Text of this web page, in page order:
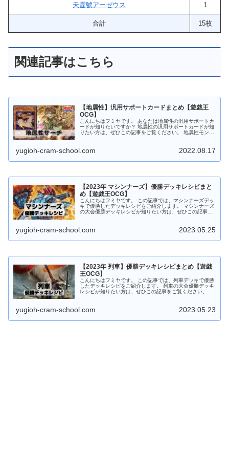
天霆號アーゼウス 1
合計 15枚
関連記事はこちら
【地属性】汎用サポートカードまとめ【遊戯王
OCG】
こんにちはフミヤです。 あなたは地属性の汎用サポートカ
ードが知りたいですか？ 地属性の汎用サポートカードが知
りたい方は、ぜひこの記事をご覧ください。 地属性モンス
yugioh-cram-school.com 2022.08.17
【2023年 マシンナーズ】優勝デッキレシピまと
め【遊戯王OCG】
こんにちはフミヤです。 この記事では、マシンナーズデッ
キで優勝したデッキレシピをご紹介します。 マシンナーズ
の大会優勝デッキレシピが知りたい方は、ぜひこの記事を
yugioh-cram-school.com 2023.05.25
【2023年 列車】優勝デッキレシピまとめ【遊戯
王OCG】
こんにちはフミヤです。 この記事では、列車デッキで優勝
したデッキレシピをご紹介します。 列車の大会優勝デッキ
レシピが知りたい方は、ぜひこの記事をご覧ください。 列
yugioh-cram-school.com 2023.05.23